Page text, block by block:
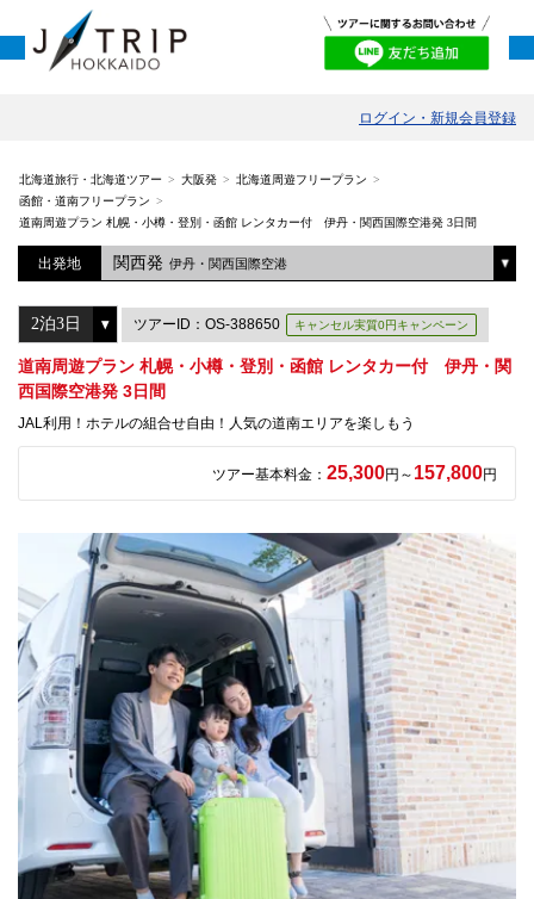
ログイン・新規会員登録
北海道旅行・北海道ツアー 大阪発
北海道周遊フリープラン
函館・道南フリープラン
道南周遊プラン 札幌・小樽・登別・函館 レンタカー付 伊丹・関西国際空港発 3日間
出発地 関西発 伊丹・関西国際空港
ツアーID：OS-388650 キャンセル実質0円キャンペーン
道南周遊プラン 札幌・小樽・登別・函館 レンタカー付 伊丹・関
西国際空港発 3日間
JAL利用！ホテルの組合せ自由！人気の道南エリアを楽しもう
ツアー基本料金： 25,300円～ 157,800円